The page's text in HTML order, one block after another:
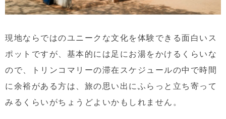
現地ならではのユニークな文化を体験できる面白いス
ポットですが、基本的には足にお湯をかけるくらいな
ので、トリンコマリーの滞在スケジュールの中で時間
に余裕がある方は、旅の思い出にふらっと立ち寄って
みるくらいがちょうどよいかもしれません。